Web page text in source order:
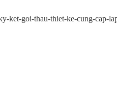
goi-thau-thiet-ke-cung-cap-